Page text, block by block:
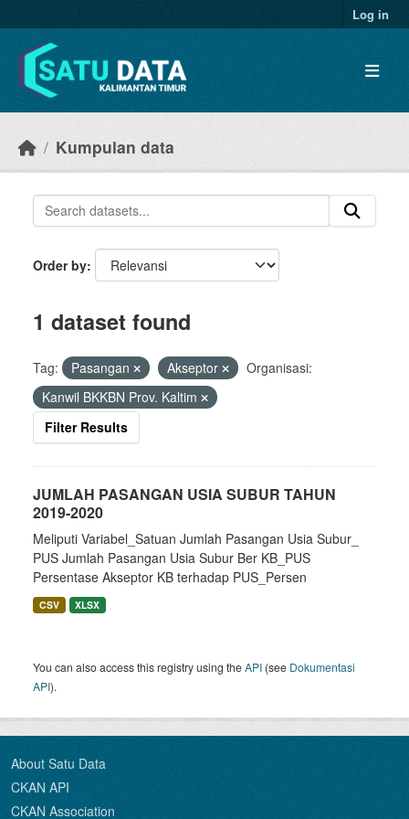
Log in
Kumpulan data
Order by
1 dataset found
Tag: Pasangan Akseptor
Organisasi:
Kanwil BKKBN Prov. Kaltim
Filter Results
JUMLAH PASANGAN USIA SUBUR TAHUN
2019-2020
Meliputi Variabel_Satuan Jumlah Pasangan Usia Subur_
PUS Jumlah Pasangan Usia Subur Ber KB_PUS
Persentase Akseptor KB terhadap PUS_Persen
CSV XLSX
You can also access this registry using theAPI (see Dokumentasi
API).
About Satu Data
CKAN API
CKAN Association